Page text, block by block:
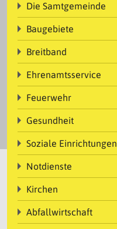
Die Samtgemeinde
Baugebiete
Breitband
Ehrenamtsservice
Feuerwehr
Gesundheit
Soziale Einrichtungen
Notdienste
Kirchen
Abfallwirtschaft